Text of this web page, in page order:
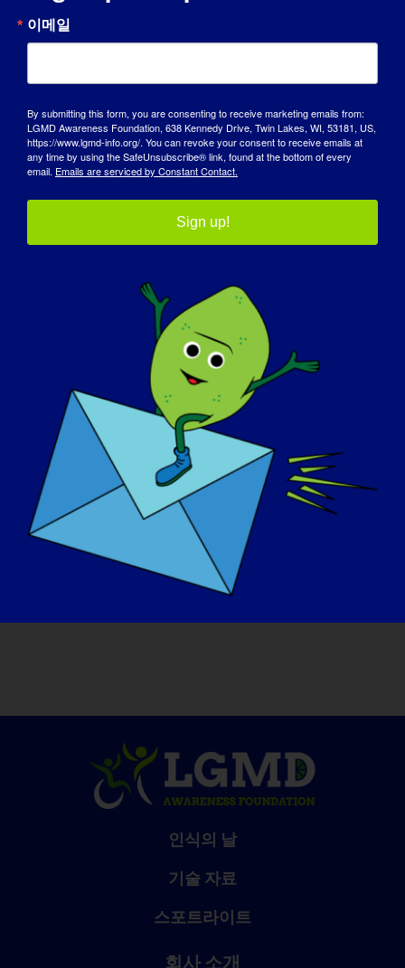
다른 기회를 주실 것이라고 낙관하고 있습니다.
LGMD는 제가 원하는 것을 위해 싸우는 방법을
가르쳐주었습니다. 제가 생각하는 것만큼 제한
LGMD에 대해 전 세계에 알리고 싶은 내용:
LGMD는 아직 완치되지는 않았지만, 도움을 받
으면 완치될 수 있습니다.
내일 LGMD가 "완치"될 수 있다면 가장 먼저
하고 싶은 일은 무엇인가요?
아들을 안아서 꼭 안아주고 공중에 던져서 잡아
주세요.
* 더 많은 "LGMD 스포트라이트 인터뷰"를 읽
거나 다음 인터뷰에 참여하려면 다음 웹 사이트
를 방문하십시오.
https://www.lgmd-
info.org/spotlight-interviews
인식의 날
기술 자료
스포트라이트
회사 소개
이메일
By submitting this form, you are consenting to receive marketing emails from:
LGMD Awareness Foundation, 638 Kennedy Drive, Twin Lakes, WI, 53181, US,
https://www.lgmd-info.org/. You can revoke your consent to receive emails at
any time by using the SafeUnsubscribe® link, found at the bottom of every
email. Emails are serviced by Constant Contact.
Sign up!